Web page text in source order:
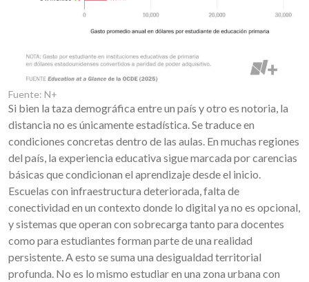
Fuente: N+
Si bien la taza demográfica entre un país y otro es notoria, la
distancia no es únicamente estadística. Se traduce en
condiciones concretas dentro de las aulas. En muchas regiones
del país, la experiencia educativa sigue marcada por carencias
básicas que condicionan el aprendizaje desde el inicio.
Escuelas con infraestructura deteriorada, falta de
conectividad en un contexto donde lo digital ya no es opcional,
y sistemas que operan con sobrecarga tanto para docentes
como para estudiantes forman parte de una realidad
persistente. A esto se suma una desigualdad territorial
profunda. No es lo mismo estudiar en una zona urbana con